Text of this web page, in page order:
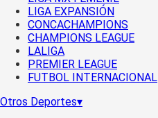
LIGA EXPANSIÓN
CONCACHAMPIONS
CHAMPIONS LEAGUE
LALIGA
PREMIER LEAGUE
FUTBOL INTERNACIONAL
Otros Deportes▾